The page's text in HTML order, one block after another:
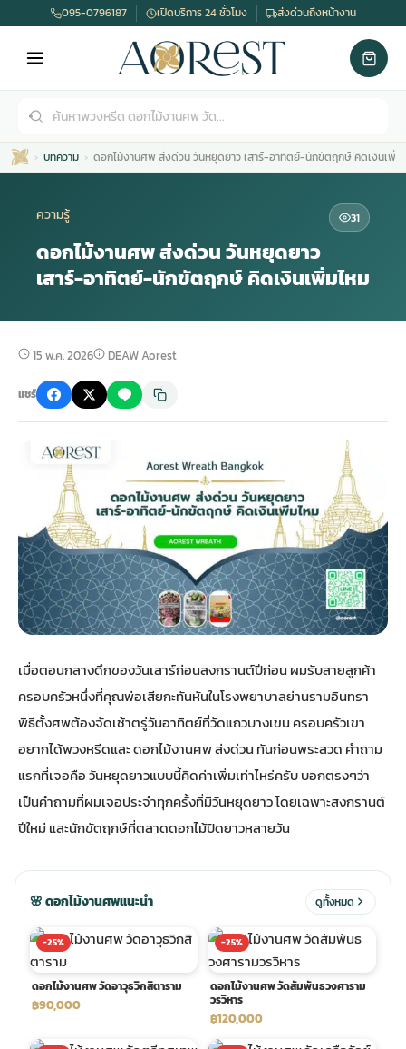
ดอกไม้หน้าศพ
จัดดอกไม้หน้าศพ
ดอกไม้หน้าหีบ
ดอกไม้หน้างานศพ
ดอกไม้หน้าโลง
จัดดอกไม้หน้ารูป
จัดดอกไม้หน้าโลง
ดอกไม้ศพ
ดอกไม้งานศพ ส่งด่วน
ดอกไม้งานศพ ปากคลองตลาด
ร้านดอกไม้งานศพ ใกล้ฉัน
พวงหรีด กรุงเทพ
สั่งพวงหรีด
ร้านพวงหรีด
ดอกไม้พวงหรีด
พวงหรีดปทุม
พวงหรีดพระราม 2
พวงหรีด ปากคลองตลาด
พวงหรีดราคาถูก
พวงหรีดดอกไม้สด
สั่งพวงหรีด ออนไลน์
ส่งพวงหรีด ด่วน กรุงเทพ
มรุสีขาว
ไม้หน้าเมรุ
กไม้หน้าเมรุ
น้าเมรุ ราคา
มรุ กรุงเทพ
มรุ ราคาถูก
ม้หน้าเมรุ
มรุ ออนไลน์
มรุ ส่งด่วน
ไม้งานแต่ง
ไม้งานแต่ง ราคาถูก
ไม้งานแต่ง กรุงเทพ
อกไม้งานแต่ง
ดอกไม้งานแต่ง
ไม้งานแต่ง แบบสวยๆ
พวงหรีดพัดลม
พวงหรีดพัดลม ราคาถูก
พวงหรีดพัดลม กรุงเทพ
พวงหรีดพัดลม ส่งด่วน
สั่งพวงหรีดพัดลม
ร้านพวงหรีดพัดลม
พวงหรีดพัดลม ปากคลองตลาด
พวงหรีดพัดลม แบบสวยๆ
รับจัดงานศพ
รับจัดงานศพ ครบวงจร
รับจัดงานศพ กรุงเทพ
แพ็คเกจจัดงานศพ
ค่าใช้จ่ายจัดงานศพ
จัดงานศพ วัด
ขั้นตอนจัดงานศพ
จัดงานศพ ราคาถูก
095-0796187 เปิดบริการ 24 ชั่วโมง ส่งด่วนถึงหน้างาน
บทความ ดอกไม้งานศพ ส่งด่วน วันหยุดยาว เสาร์-อาทิตย์-นักขัตฤกษ์ คิดเงินเพิ่ม
ความรู้ 31
ดอกไม้งานศพ ส่งด่วน วันหยุดยาว
เสาร์-อาทิตย์-นักขัตฤกษ์ คิดเงินเพิ่มไหม
15 พ.ค. 2026 DEAW Aorest
แชร์
เมื่อตอนกลางดึกของวันเสาร์ก่อนสงกรานต์ปีก่อน ผมรับสายลูกค้า
ครอบครัวหนึ่งที่คุณพ่อเสียกะทันหันในโรงพยาบาลย่านรามอินทรา
พิธีตั้งศพต้องจัดเช้าตรู่วันอาทิตย์ที่วัดแถวบางเขน ครอบครัวเขา
อยากได้พวงหรีดและ ดอกไม้งานศพ ส่งด่วน ทันก่อนพระสวด คำถาม
แรกที่เจอคือ วันหยุดยาวแบบนี้คิดค่าเพิ่มเท่าไหร่ครับ บอกตรงๆว่า
เป็นคำถามที่ผมเจอประจำทุกครั้งที่มีวันหยุดยาว โดยเฉพาะสงกรานต์
ปีใหม่ และนักขัตฤกษ์ที่ตลาดดอกไม้ปิดยาวหลายวัน
🌸 ดอกไม้งานศพแนะนำ ดูทั้งหมด
-25%
ดอกไม้งานศพ วัดอาวุธวิกสิตาราม
฿90,000
-25%
ดอกไม้งานศพ วัดสัมพันธวงศาราม
วรวิหาร
฿120,000